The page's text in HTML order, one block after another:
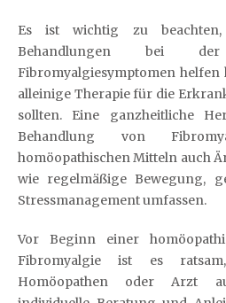
Es ist wichtig zu beachten,
Behandlungen bei
Fibromyalgiesymptomen helfen
alleinige Therapie für die
sollten. Eine ganzheitliche
Behandlung von
homöopathischen Mitteln auch
wie regelmäßige Bewegung,
Stressmanagement umfassen.
Vor Beginn einer
Fibromyalgie ist es
Homöopathen oder Arzt